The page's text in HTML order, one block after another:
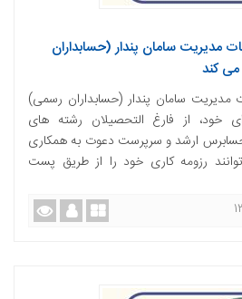
سامان پندار (حسابداران
کند
سامان پندار (حسابداران رسمی)
خود، از فارغ التحصیلان رشته های
ارشد و سرپرست دعوت به همکاری
رزومه کاری خود را از طریق پست